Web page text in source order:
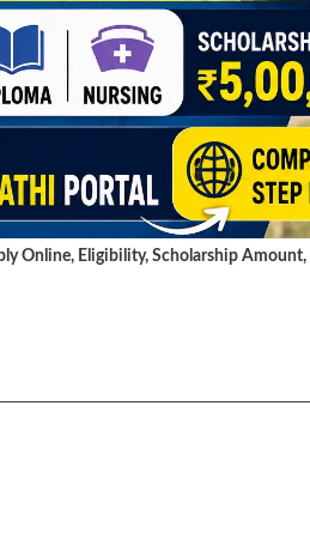
Online, Eligibility, Scholarship